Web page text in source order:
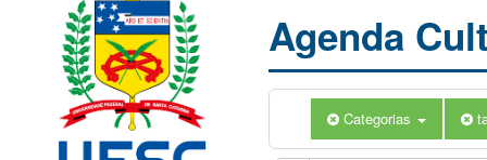
Agenda
Categorias